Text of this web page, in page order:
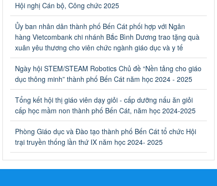
bổng, hỗ trợ của Chương trình "Tiếp sức đến trường" năm
học 2023-2024
Về việc thống kê, lập danh sách đề xuất học sinh nhận học bổng,
hỗ trợ của Chương trình "Tiếp sức đến trường" năm học 2023-
2024
Triển khai Kế hoạch Triển khai các hoạt động hưởng ứng
phong trào vệ sinh yêu nước nâng cao sức khỏe nhân dân
năm 2023
Triển khai Kế hoạch Triển khai các hoạt động hưởng ứng phong
trào vệ sinh yêu nước nâng cao sức khỏe nhân dân năm 2023
Ngày ban hành: 10/08/2023
Khẩn trương triển khai các biện pháp tăng cường công tác
Hội nghị Cán bộ, Công chức 2025
Ủy ban nhân dân thành phố Bến Cát phối hợp với Ngân
hàng Vietcombank chi nhánh Bắc Bình Dương trao tặng quà
xuân yêu thương cho viên chức ngành giáo dục và y tế
Ngày hội STEM/STEAM Robotics Chủ đề “Nền tảng cho giáo
dục thông minh” thành phố Bến Cát năm học 2024 - 2025
Tổng kết hội thị giáo viên dạy giỏi - cấp dưỡng nấu ăn giỏi
cấp học mầm non thành phố Bến Cát, năm học 2024-2025
Phòng Giáo dục và Đào tạo thành phố Bến Cát tổ chức Hội
trại truyền thống lần thứ IX năm học 2024- 2025